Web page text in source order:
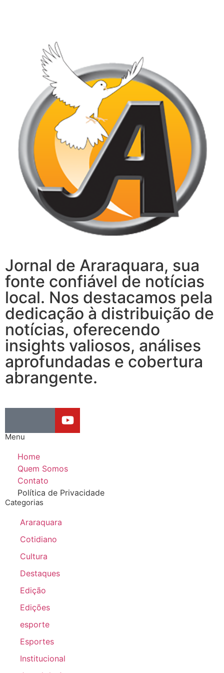
Jornal de Araraquara, sua
fonte confiável de notícias
local. Nos destacamos pela
dedicação à distribuição de
notícias, oferecendo
insights valiosos, análises
aprofundadas e cobertura
abrangente.
Menu
Home
Quem Somos
Contato
Política de Privacidade
Categorias
Araraquara
Cotidiano
Cultura
Destaques
Edição
Edições
esporte
Esportes
Institucional